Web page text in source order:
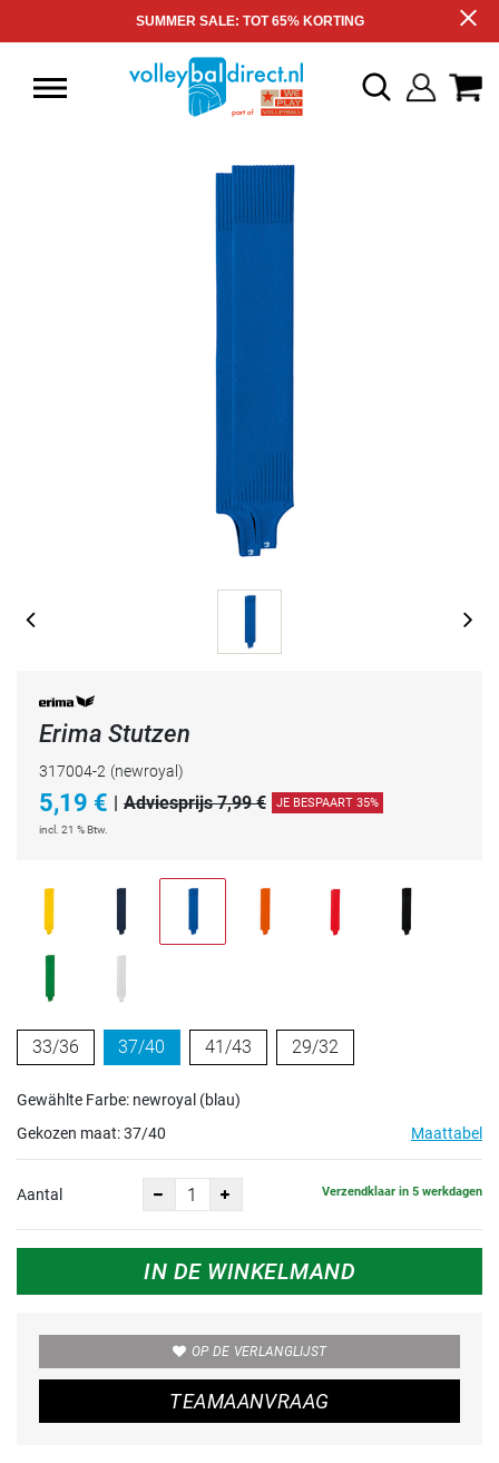
SUMMER SALE: TOT 65% KORTING
Erima Stutzen
317004-2 (newroyal)
5,19 € | Adviesprijs 7,99 € JE BESPAART 35%
incl. 21 % Btw.
33/36 37/40 41/43 29/32
Gewählte Farbe: newroyal (blau)
Gekozen maat:37/40 Maattabel
Aantal Verzendklaar in 5 werkdagen
IN DE WINKELMAND
OP DE VERLANGLIJST
TEAMAANVRAAG